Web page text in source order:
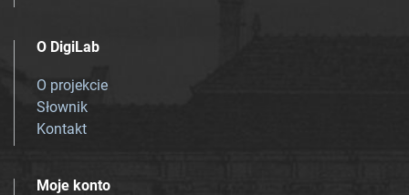
O DigiLab
O projekcie
Słownik
Kontakt
Moje konto